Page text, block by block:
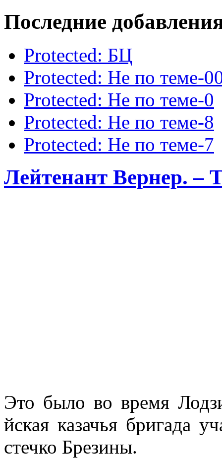
Последние
Protected: БЦ
Protected: Не по теме-
Protected: Не по теме-0
Protected: Не по теме-8
Protected: Не по теме-7
Лейтенант Вернер.
Это было во вре­мя
йская казачья бри­гада
стечко Брезины.